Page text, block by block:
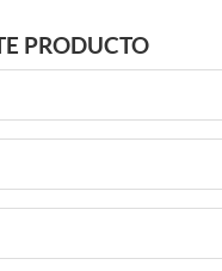
PRODUCTO